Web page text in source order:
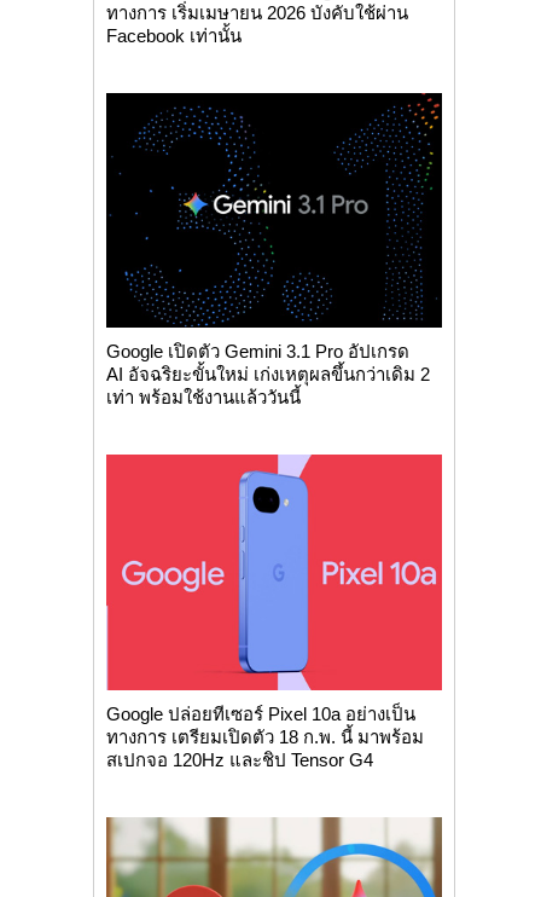
ทางการ เริ่มเมษายน 2026 บังคับใช้ผ่าน
Facebook เท่านั้น
Google เปิดตัว Gemini 3.1 Pro อัปเกรด
AI อัจฉริยะขั้นใหม่ เก่งเหตุผลขึ้นกว่าเดิม 2
เท่า พร้อมใช้งานแล้ววันนี้
Google ปล่อยทีเซอร์ Pixel 10a อย่างเป็น
ทางการ เตรียมเปิดตัว 18 ก.พ. นี้ มาพร้อม
สเปกจอ 120Hz และชิป Tensor G4